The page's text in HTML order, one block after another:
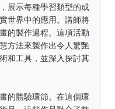
展示每種學習類型的成
世界中的應用。講師將
的製作過程。這項活動
方法來製作出令人驚艷
和工具，並深入探討其
的體驗環節。在這個環